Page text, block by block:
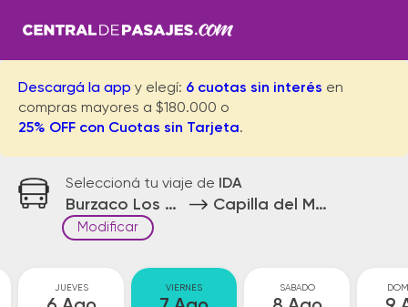
Descargá la app y elegí: 6 cuotas sin interés en
compras mayores a $180.000 o
25% OFF con Cuotas sin Tarjeta.
Seleccioná tu viaje de IDA
Burzaco Los Pinos Capilla del Monte
Modificar
JUEVES VIERNES SABADO